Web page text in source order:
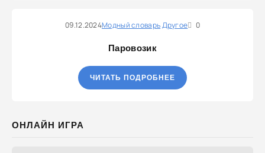
09.12.2024Модный словарьДругое 0
Паровозик
ЧИТАТЬ ПОДРОБНЕЕ
ОНЛАЙН ИГРА